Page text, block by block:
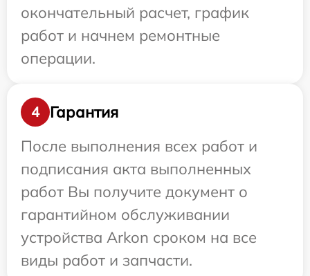
окончательный расчет, график
работ и начнем ремонтные
операции.
4
Гарантия
После выполнения всех работ и
подписания акта выполненных
работ Вы получите документ о
гарантийном обслуживании
устройства Arkon сроком на все
виды работ и запчасти.